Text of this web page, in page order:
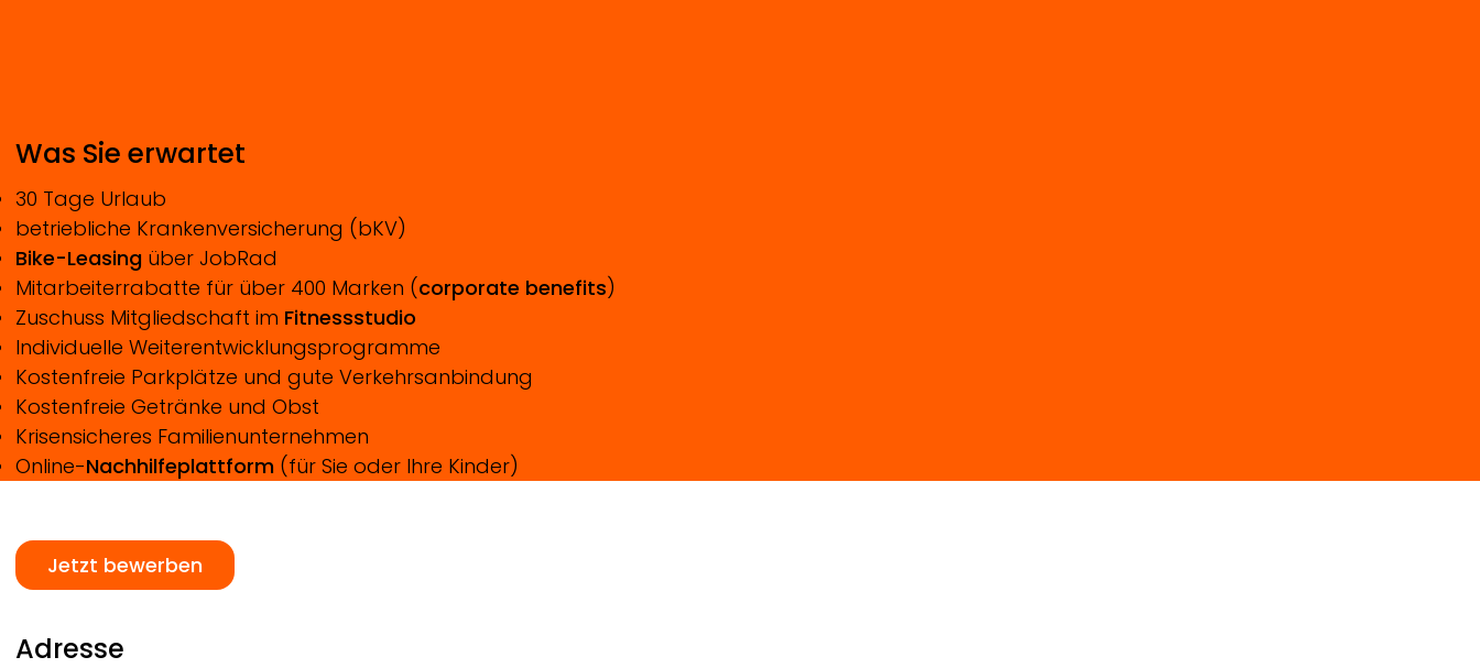
Was Sie erwartet
30 Tage Urlaub
betriebliche Krankenversicherung (bKV)
Bike-Leasingüber JobRad
Mitarbeiterrabatte für über 400 Marken (corporate benefits)
Zuschuss Mitgliedschaft im Fitnessstudio
Individuelle Weiterentwicklungsprogramme
Kostenfreie Parkplätze und gute Verkehrsanbindung
Kostenfreie Getränke und Obst
Krisensicheres Familienunternehmen
Online-Nachhilfeplattform(für Sie oder Ihre Kinder)
Jetzt bewerben
Adresse